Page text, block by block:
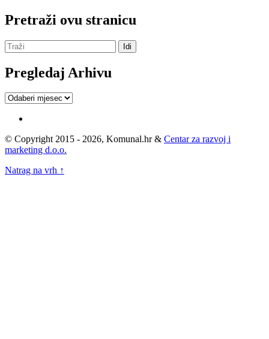
Pretraži ovu stranicu
Pregledaj Arhivu
Pregledaj
© Copyright 2015 - 2026, Komunal.hr & Centar za razvoj i
marketing d.o.o.
Natrag na vrh ↑